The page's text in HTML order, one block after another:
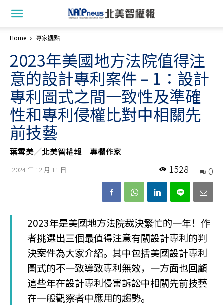
Home 專家觀點
2023年美國地方法院值得注
意的設計專利案件 – 1：設計
專利圖式之間一致性及準確
性和專利侵權比對中相關先
前技藝
葉雪美╱北美智權報 專欄作家
2024 年 12 月 11 日 0
1528
2023年是美國地方法院裁決繁忙的一年！作
者挑選出三個最值得注意有關設計專利的判
決案件為大家介紹。其中包括美國設計專利
圖式的不一致導致專利無效，一方面也回顧
這些年在設計專利侵害訴訟中相關先前技藝
在一般觀察者中應用的趨勢。